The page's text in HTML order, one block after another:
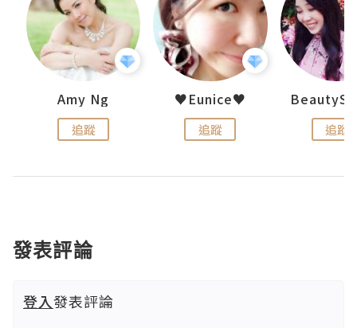
Amy Ng
追蹤
♥Eunice♥
追蹤 追蹤
發表評論
登入發表評論